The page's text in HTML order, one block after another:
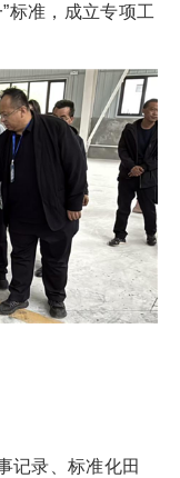
标准，成立专项工
录、标准化田